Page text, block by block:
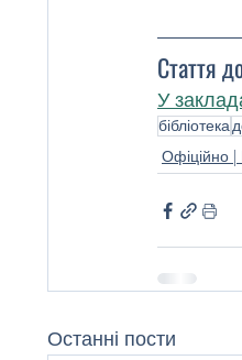
Стаття
У
бібліотека
Офіційно |
Останні пости